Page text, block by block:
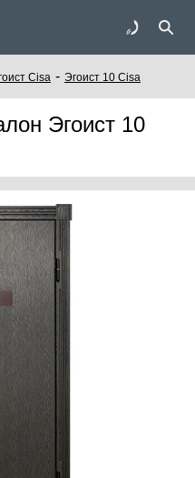
Cisa - Эгоист 10 Cisa
Эгоист 10